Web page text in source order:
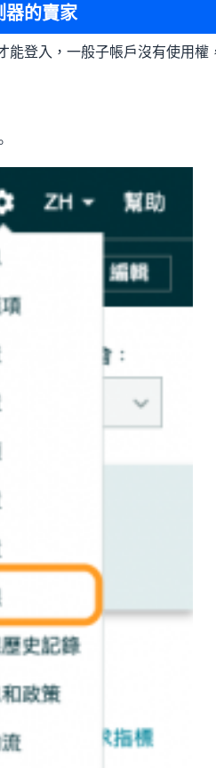
器的賣家
登入，一般子帳戶沒有使用權